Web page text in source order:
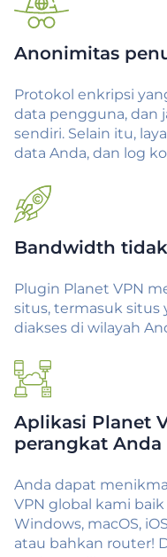
Anonimitas
Protokol enkripsi
data pengguna, dan
sendiri. Selain itu,
data Anda, dan log
Bandwidth
Plugin Planet VPN
situs, termasuk situs
diakses di wilayah
Aplikasi Planet
perangkat Anda
Anda dapat
VPN global kami
Windows, macOS,
atau bahkan router!